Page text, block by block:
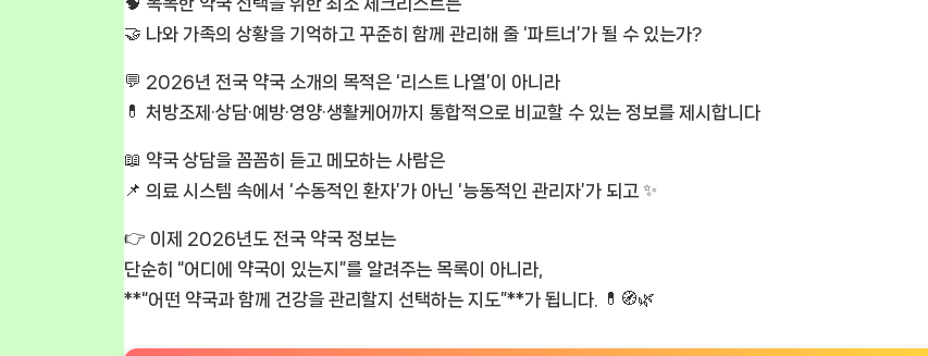
🤝 나와 가족의 상황을 기억하고 꾸준히 함께 관리해 줄 ‘파트너’가 될 수 있는가?
💬 2026년 전국 약국 소개의 목적은 ‘리스트 나열’이 아니라
💊 처방조제·상담·예방·영양·생활케어까지 통합적으로 비교할 수 있는 정보를 제시합니다
📖 약국 상담을 꼼꼼히 듣고 메모하는 사람은
📌 의료 시스템 속에서 ‘수동적인 환자’가 아닌 ‘능동적인 관리자’가 되고 ✨
👉 이제 2026년도 전국 약국 정보는
단순히 “어디에 약국이 있는지”를 알려주는 목록이 아니라,
**“어떤 약국과 함께 건강을 관리할지 선택하는 지도”**가 됩니다. 💊🧭🌿